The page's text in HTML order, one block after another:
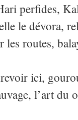
perfides,
le dévora,
routes,
ici,
l’art du